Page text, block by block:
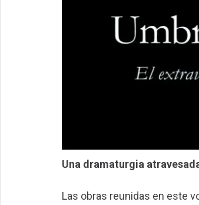
Una dramaturgia
Las obras reunidas en este